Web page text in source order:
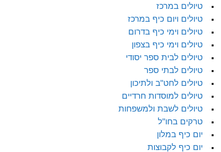
טיולים במרכז
טיולים ויום כיף במרכז
טיולים וימי כיף בדרום
טיולים וימי כיף בצפון
טיולים לבית ספר יסודי
טיולים לבתי ספר
טיולים לחט"ב ולתיכון
טיולים למוסדות חרדיים
טיולים לשבת ולמשפחות
טרקים בחו"ל
יום כיף במלון
יום כיף לקבוצות